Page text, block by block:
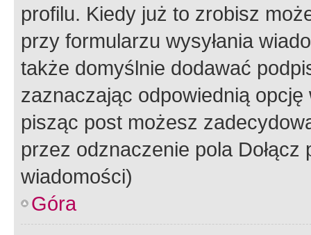
profilu. Kiedy już to zrobisz
przy formularzu wysyłania
także domyślnie dodawać
zaznaczając odpowiednią
pisząc post możesz
przez odznaczenie pola
wiadomości)
Góra